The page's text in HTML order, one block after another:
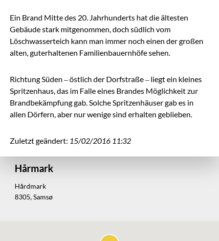
Ein Brand Mitte des 20. Jahrhunderts hat die ältesten
Gebäude stark mitgenommen, doch südlich vom
Löschwasserteich kann man immer noch einen der großen
alten, guterhaltenen Familienbauernhöfe sehen.
Richtung Süden – östlich der Dorfstraße – liegt ein kleines
Spritzenhaus, das im Falle eines Brandes Möglichkeit zur
Brandbekämpfung gab. Solche Spritzenhäuser gab es in
allen Dörfern, aber nur wenige sind erhalten geblieben.
Zuletzt geändert: 15/02/2016 11:32
Hårmark
Hårdmark
8305, Samsø